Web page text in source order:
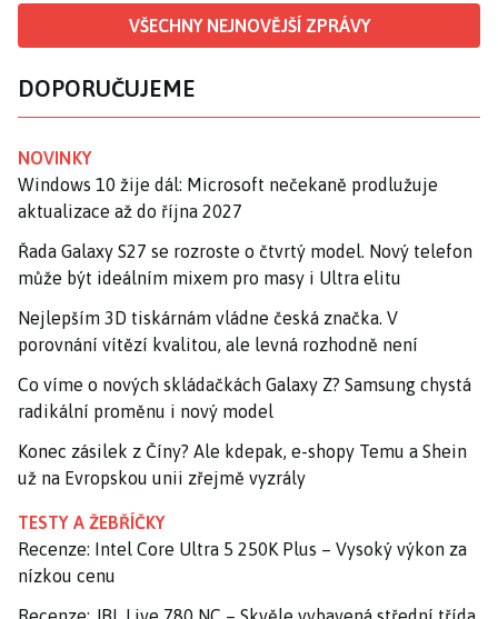
VŠECHNY NEJNOVĚJŠÍ ZPRÁVY
DOPORUČUJEME
NOVINKY
Windows 10 žije dál: Microsoft nečekaně prodlužuje
aktualizace až do října 2027
Řada Galaxy S27 se rozroste o čtvrtý model. Nový telefon
může být ideálním mixem pro masy i Ultra elitu
Nejlepším 3D tiskárnám vládne česká značka. V
porovnání vítězí kvalitou, ale levná rozhodně není
Co víme o nových skládačkách Galaxy Z? Samsung chystá
radikální proměnu i nový model
Konec zásilek z Číny? Ale kdepak, e-shopy Temu a Shein
už na Evropskou unii zřejmě vyzrály
TESTY A ŽEBŘÍČKY
Recenze: Intel Core Ultra 5 250K Plus – Vysoký výkon za
nízkou cenu